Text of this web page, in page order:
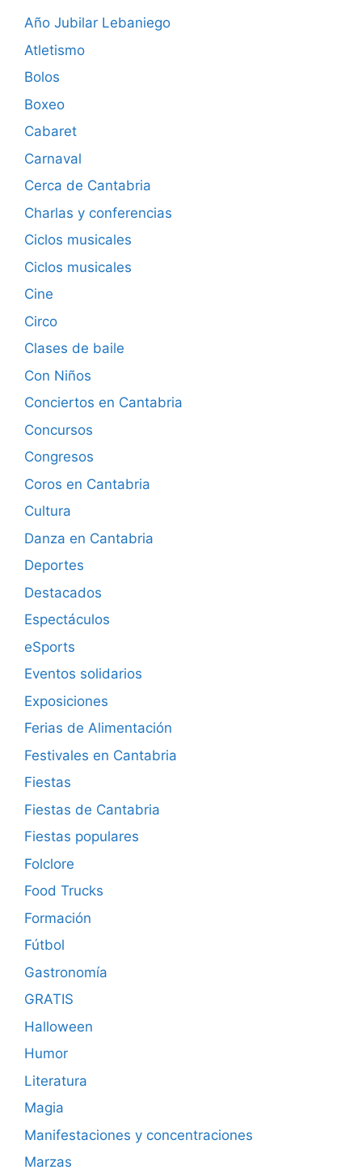
Año Jubilar Lebaniego
Atletismo
Bolos
Boxeo
Cabaret
Carnaval
Cerca de Cantabria
Charlas y conferencias
Ciclos musicales
Ciclos musicales
Cine
Circo
Clases de baile
Con Niños
Conciertos en Cantabria
Concursos
Congresos
Coros en Cantabria
Cultura
Danza en Cantabria
Deportes
Destacados
Espectáculos
eSports
Eventos solidarios
Exposiciones
Ferias de Alimentación
Festivales en Cantabria
Fiestas
Fiestas de Cantabria
Fiestas populares
Folclore
Food Trucks
Formación
Fútbol
Gastronomía
GRATIS
Halloween
Humor
Literatura
Magia
Manifestaciones y concentraciones
Marzas